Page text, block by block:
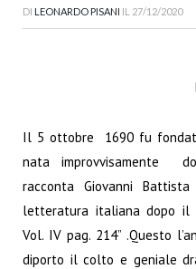
DI LEONARDO PISANI IL 27/12/2020
Il 5 ottobre 1690 fu fondata
nata improvvisamente
racconta Giovanni
letteratura italiana dopo il
Vol. IV pag. 214” .Questo
diporto il colto e geniale